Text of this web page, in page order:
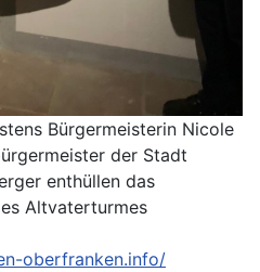
Bürgermeisterin Nicole
der Stadt
enthüllen das
Altvaterturmes
oberfranken.info/